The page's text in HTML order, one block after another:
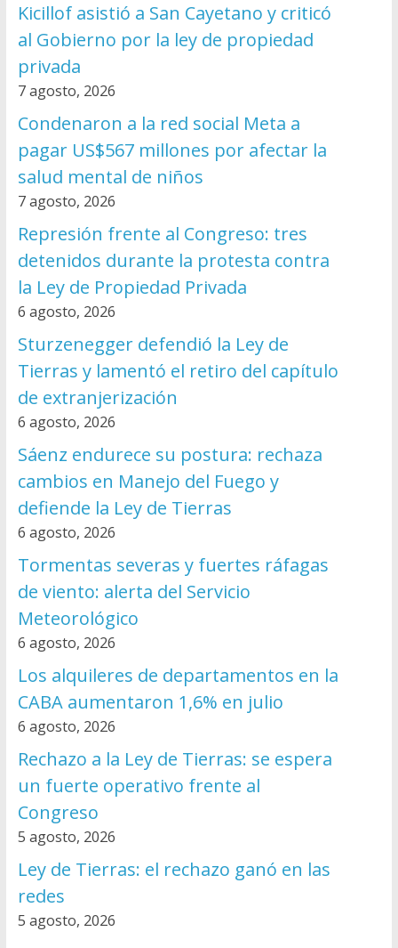
Kicillof asistió a San Cayetano y criticó
al Gobierno por la ley de propiedad
privada
7 agosto, 2026
Condenaron a la red social Meta a
pagar US$567 millones por afectar la
salud mental de niños
7 agosto, 2026
Represión frente al Congreso: tres
detenidos durante la protesta contra
la Ley de Propiedad Privada
6 agosto, 2026
Sturzenegger defendió la Ley de
Tierras y lamentó el retiro del capítulo
de extranjerización
6 agosto, 2026
Sáenz endurece su postura: rechaza
cambios en Manejo del Fuego y
defiende la Ley de Tierras
6 agosto, 2026
Tormentas severas y fuertes ráfagas
de viento: alerta del Servicio
Meteorológico
6 agosto, 2026
Los alquileres de departamentos en la
CABA aumentaron 1,6% en julio
6 agosto, 2026
Rechazo a la Ley de Tierras: se espera
un fuerte operativo frente al
Congreso
5 agosto, 2026
Ley de Tierras: el rechazo ganó en las
redes
5 agosto, 2026